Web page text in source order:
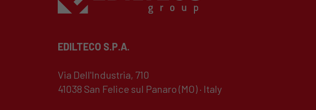
EDILTECO S.P.A.
Via Dell'Industria, 710
41038 San Felice sul Panaro (MO) · Italy